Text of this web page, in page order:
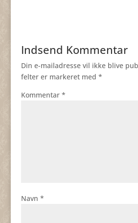
Indsend Kommentar
Din e-mailadresse vil ikke blive
felter er markeret med *
Kommentar *
Navn *